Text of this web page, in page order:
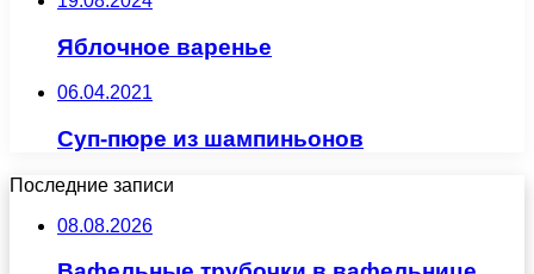
Яблочное варенье
06.04.2021
Суп-пюре из шампиньонов
Последние записи
08.08.2026